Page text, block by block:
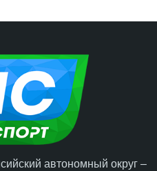
автономный округ –